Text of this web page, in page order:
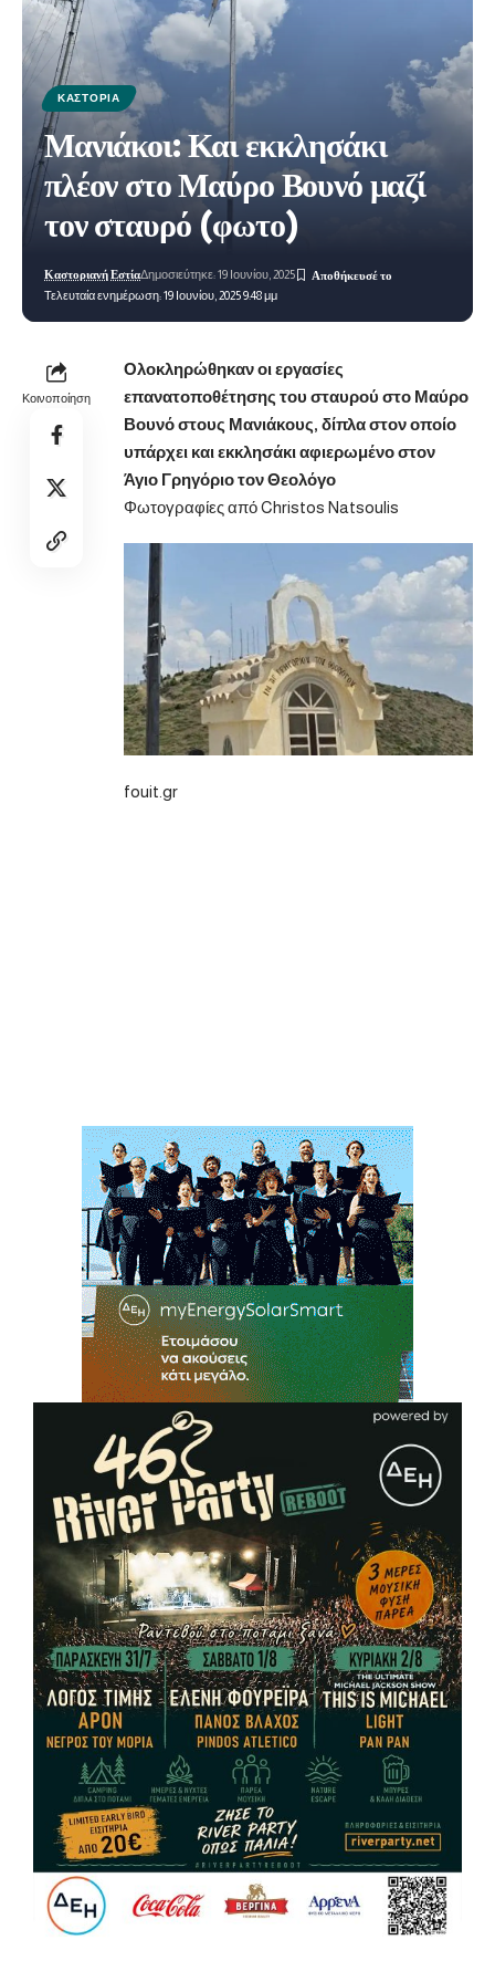
ΚΑΣΤΟΡΙΆ
Μανιάκοι: Και εκκλησάκι
πλέον στο Μαύρο Βουνό μαζί
τον σταυρό (φωτο)
Τελευταία ενημέρωση: 19 Ιουνίου, 2025 9:48 μμ
Καστοριανή ΕστίαΔημοσιεύτηκε: 19 Ιουνίου, 2025
Κοινοποίηση
Ολοκληρώθηκαν οι εργασίες
επανατοποθέτησης του σταυρού στο Μαύρο
Βουνό στους Μανιάκους, δίπλα στον οποίο
υπάρχει και εκκλησάκι αφιερωμένο στον
Άγιο Γρηγόριο τον Θεολόγο
Φωτογραφίες από Christos Natsoulis
fouit.gr